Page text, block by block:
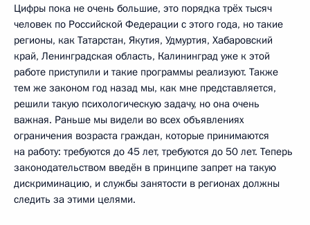
Цифры пока не очень большие, это порядка трёх тысяч
человек по Российской Федерации с этого года, но такие
регионы, как Татарстан, Якутия, Удмуртия, Хабаровский
край, Ленинградская область, Калининград уже к этой
работе приступили и такие программы реализуют. Также
тем же законом год назад мы, как мне представляется,
решили такую психологическую задачу, но она очень
важная. Раньше мы видели во всех объявлениях
ограничения возраста граждан, которые принимаются
на работу: требуются до 45 лет, требуются до 50 лет. Теперь
законодательством введён в принципе запрет на такую
дискриминацию, и службы занятости в регионах должны
следить за этими целями.